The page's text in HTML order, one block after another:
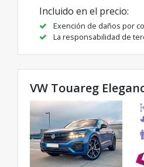
Incluido en el precio:
Exención de daños por
La responsabilidad de
VW Touareg